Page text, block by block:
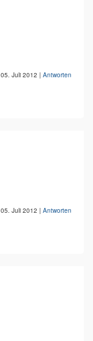
05. Juli 2012 | Antworten
05. Juli 2012 | Antworten